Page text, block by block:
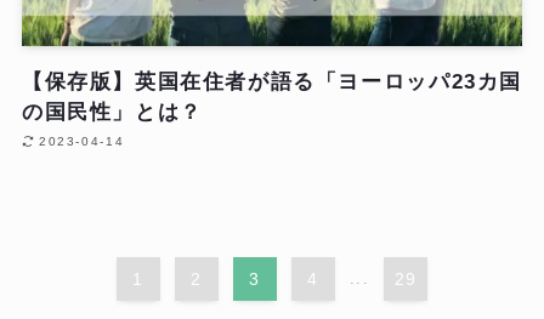
【保存版】英国在住者が語る「ヨーロッパ23カ国
の国民性」とは？
2023-04-14
1 2 3 4 ... 29